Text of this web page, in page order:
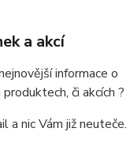
a akcí
informace o
či akcích ?
a nic Vám již neuteče.